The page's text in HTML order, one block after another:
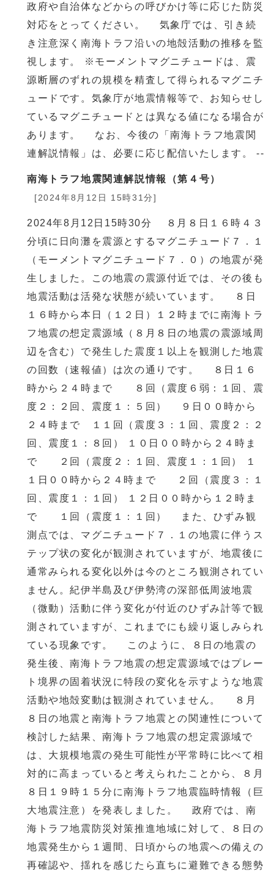
政府や自治体などからの呼びかけ等に応じた防災
対応をとってください。 気象庁では、引き続
き注意深く南海トラフ沿いの地殻活動の推移を監
視します。 ※モーメントマグニチュードは、震
源断層のずれの規模を精査して得られるマグニチ
ュードです。気象庁が地震情報等で、お知らせし
ているマグニチュードとは異なる値になる場合が
あります。 なお、今後の「南海トラフ地震関
連解説情報」は、必要に応じ配信いたします。 --
南海トラフ地震関連解説情報（第４号）
[2024年8月12日 15時31分]
2024年8月12日15時30分 ８月８日１６時４３
分頃に日向灘を震源とするマグニチュード７．１
（モーメントマグニチュード７．０）の地震が発
生しました。この地震の震源付近では、その後も
地震活動は活発な状態が続いています。 ８日
１６時から本日（１２日）１２時までに南海トラ
フ地震の想定震源域（８月８日の地震の震源域周
辺を含む）で発生した震度１以上を観測した地震
の回数（速報値）は次の通りです。 ８日１６
時から２４時まで ８回（震度６弱：１回、震
度２：２回、震度１：５回） ９日００時から
２４時まで １１回（震度３：１回、震度２：２
回、震度１：８回） １０日００時から２４時ま
で ２回（震度２：１回、震度１：１回） １
１日００時から２４時まで ２回（震度３：１
回、震度１：１回） １２日００時から１２時ま
で １回（震度１：１回） また、ひずみ観
測点では、マグニチュード７．１の地震に伴うス
テップ状の変化が観測されていますが、地震後に
通常みられる変化以外は今のところ観測されてい
ません。紀伊半島及び伊勢湾の深部低周波地震
（微動）活動に伴う変化が付近のひずみ計等で観
測されていますが、これまでにも繰り返しみられ
ている現象です。 このように、８日の地震の
発生後、南海トラフ地震の想定震源域ではプレー
ト境界の固着状況に特段の変化を示すような地震
活動や地殻変動は観測されていません。 ８月
８日の地震と南海トラフ地震との関連性について
検討した結果、南海トラフ地震の想定震源域で
は、大規模地震の発生可能性が平常時に比べて相
対的に高まっていると考えられたことから、８月
８日１９時１５分に南海トラフ地震臨時情報（巨
大地震注意）を発表しました。 政府では、南
海トラフ地震防災対策推進地域に対して、８日の
地震発生から１週間、日頃からの地震への備えの
再確認や、揺れを感じたら直ちに避難できる態勢